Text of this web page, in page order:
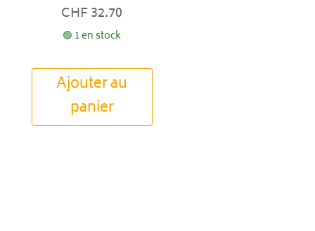
CHF32.70
🟢 1 en stock
Ajouter au
panier